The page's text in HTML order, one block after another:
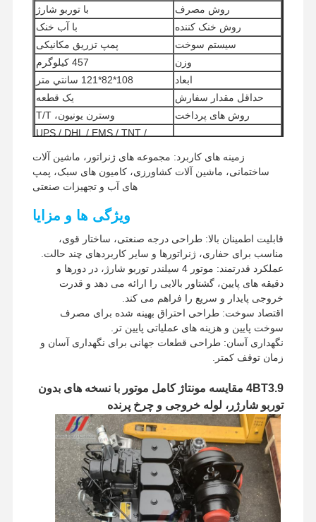
خانه محصولات
نمایش واقعیت
مجازی
درباره ما
روش مصرف
با توربو شارژ
روش خنک کننده
با آب خنک
سیستم سوخت
پمپ تزریق مکانیکی
وزن
457 کیلوگرم
ابعاد
108*82*121 سانتي متر
حداقل مقدار سفارش
یک قطعه
روش های پرداخت
وسترن یونیون، T/T
روش های حمل و نقل
UPS / DHL / EMS / TNT /
زمینه های کاربرد: مجموعه های ژنراتور، ماشین آلات
ساختمانی، ماشین آلات کشاورزی، کامیون های سبک، پمپ
های آب و تجهیزات صنعتی
ویژگی ها و مزایا
قابلیت اطمینان بالا: طراحی درجه صنعتی، ساختار قوی،
مناسب برای حفاری، ژنراتورها و سایر کاربردهای چند حالت.
عملکرد قدرتمند: موتور 4 سیلندر توربو شارژ، در دورها و
دقیقه های پایین، گشتاور بالایی را ارائه می دهد و قدرت
خروجی پایدار و سریع را فراهم می کند.
اقتصاد سوخت: طراحی احتراق بهینه شده برای مصرف
سوخت پایین و هزینه های عملیاتی پایین تر.
نگهداری آسان: طراحی قطعات جهانی برای نگهداری آسان و
زمان توقف کمتر.
4BT3.9 مقایسه مونتاژ کامل موتور با نسخه های بدون
توربو شارژر، لوله خروجی و چرخ پرنده